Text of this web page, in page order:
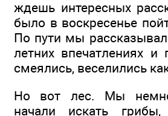
ждешь интересных
было в воскресенье
По пути мы
летних впечатлениях и
смеялись, веселились
Но вот лес. Мы
начали искать